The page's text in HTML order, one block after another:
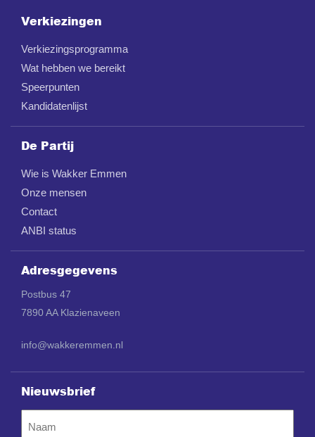
Verkiezingen
Verkiezingsprogramma
Wat hebben we bereikt
Speerpunten
Kandidatenlijst
De Partij
Wie is Wakker Emmen
Onze mensen
Contact
ANBI status
Adresgegevens
Postbus 47
7890 AA Klazienaveen
info@wakkeremmen.nl
Nieuwsbrief